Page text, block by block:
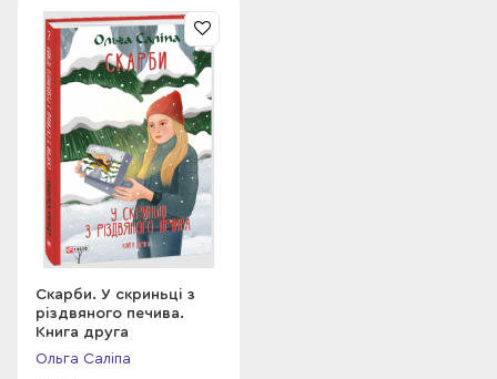
Скарби. У скриньці з
різдвяного печива.
Книга друга
Ольга Саліпа